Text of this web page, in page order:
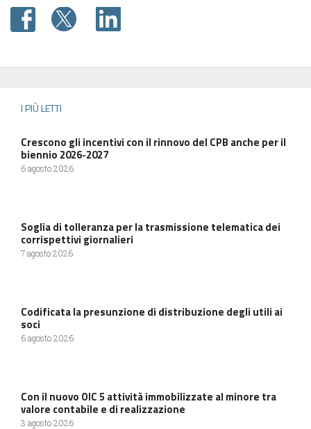
I PIÙ LETTI
Crescono gli incentivi con il rinnovo del CPB anche per il
biennio 2026-2027
6 agosto 2026
Soglia di tolleranza per la trasmissione telematica dei
corrispettivi giornalieri
7 agosto 2026
Codificata la presunzione di distribuzione degli utili ai
soci
6 agosto 2026
Con il nuovo OIC 5 attività immobilizzate al minore tra
valore contabile e di realizzazione
3 agosto 2026